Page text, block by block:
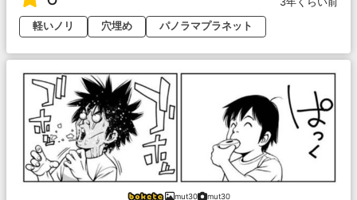
軽いノリ
穴埋め パノラマプラネット
mut30 mut30